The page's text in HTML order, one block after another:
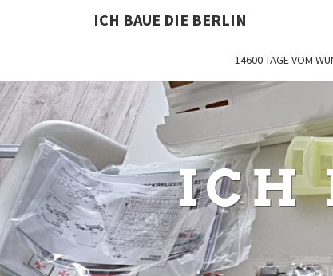
ICH BAUE DIE BERLIN
14600 TAGE VOM
ICH